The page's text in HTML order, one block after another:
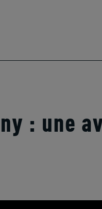
: une